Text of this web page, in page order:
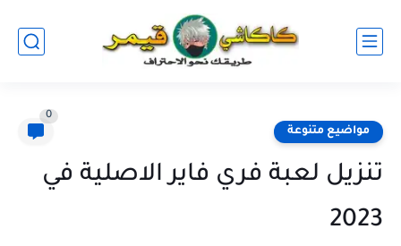
مواضيع متنوعة
0
تنزيل لعبة فري فاير الاصلية في
2023